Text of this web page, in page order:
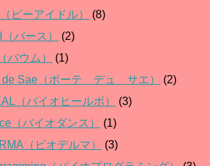
ビーアイドル）
(8)
バース）
(2)
バウム）
(1)
de Sae（ボーテ デュ サエ）
(2)
（バイオヒールボ）
(3)
（バイオダンス）
(1)
（ビオデルマ）
(3)